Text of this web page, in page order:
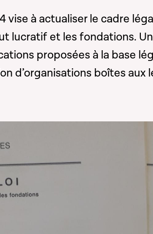
vise à actualiser le cadre
lucratif et les fondations.
proposées à la base
d’organisations boîtes aux